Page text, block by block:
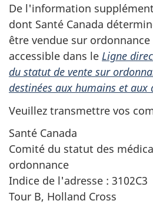
De l'information
dont Santé Canada
être vendue sur
accessible dans le Ligne
du statut de vente sur
destinées aux humains et aux
Veuillez transmettre vos
Santé Canada
Comité du statut des
ordonnance
Indice de l'adresse : 3102C3
Tour B, Holland Cross